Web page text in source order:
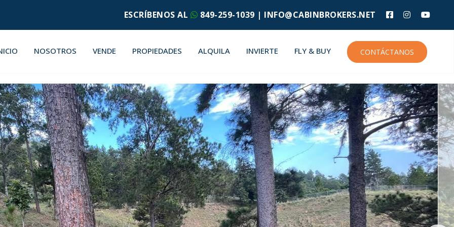
ESCRÍBENOS AL 849-259-1039 | INFO@CABINBROKERS.NET
NOSOTROS VENDE PROPIEDADES ALQUILA INVIERTE FLY & BUY CONTÁCTANOS